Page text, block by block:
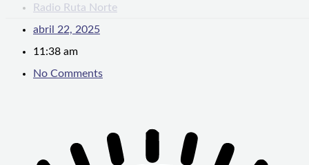
Radio Ruta Norte
abril 22, 2025
11:38 am
No Comments